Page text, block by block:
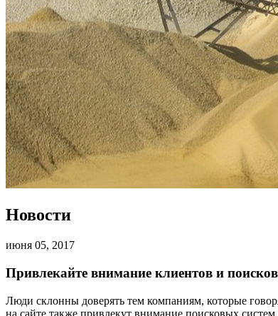
Новости
июня 05, 2017
Привлекайте внимание клиентов и
Люди склонны доверять тем компаниям, которые
на сайте также привлекут внимание поисковых